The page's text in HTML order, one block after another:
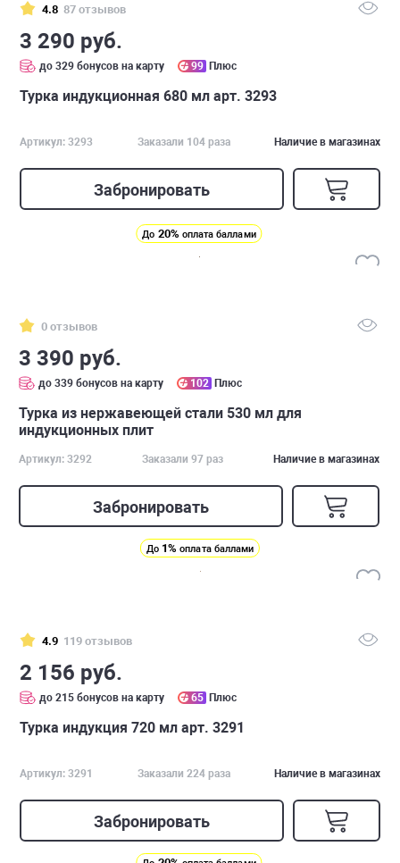
4.8 87 отзывов
3 290 руб.
до 329 бонусов на карту 99 Плюс
Турка индукционная 680 мл арт. 3293
Артикул: 3293 Заказали 104 раза Наличие в магазинах
Забронировать
До 20% оплата баллами
0 отзывов
3 390 руб.
до 339 бонусов на карту 102 Плюс
Турка из нержавеющей стали 530 мл для
индукционных плит
Артикул: 3292 Заказали 97 раз Наличие в магазинах
Забронировать
До 1% оплата баллами
4.9 119 отзывов
2 156 руб.
до 215 бонусов на карту 65 Плюс
Турка индукция 720 мл арт. 3291
Артикул: 3291 Заказали 224 раза Наличие в магазинах
Забронировать